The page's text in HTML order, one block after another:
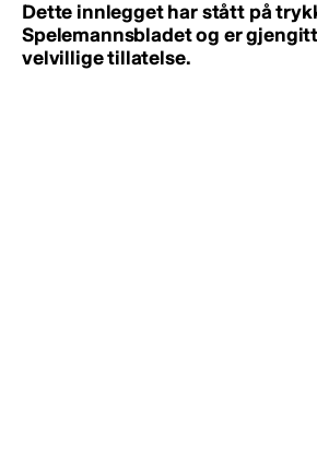
Dette innlegget har stått på
Spelemannsbladet og er
velvillige tillatelse.